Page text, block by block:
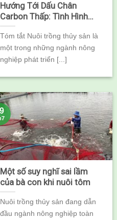
Hướng Tới Dấu Chân
Carbon Thấp: Tình Hình
Hiện Tại Và Triển Vọng Cho
Nuôi Trồng Thủy Sản Phần
1
Tóm tắt Nuôi trồng thủy sản là
một trong những ngành nông
nghiệp phát triển [...]
Một số suy nghĩ sai lầm
của bà con khi nuôi tôm
Nuôi trồng thủy sản đang dẫn
đầu ngành nông nghiệp toàn